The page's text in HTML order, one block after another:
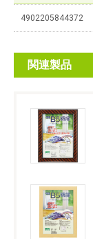
4902205844372
関連製品